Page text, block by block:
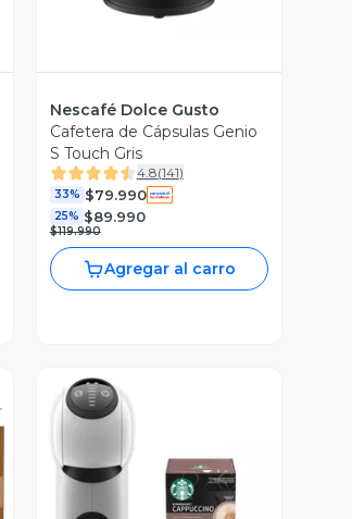
Nescafé Dolce Gusto
Cafetera de Cápsulas Genio
S Touch Gris
4.8(141)
33% $79.990
25% $89.990
$119.990
Agregar al carro
Vista Previa